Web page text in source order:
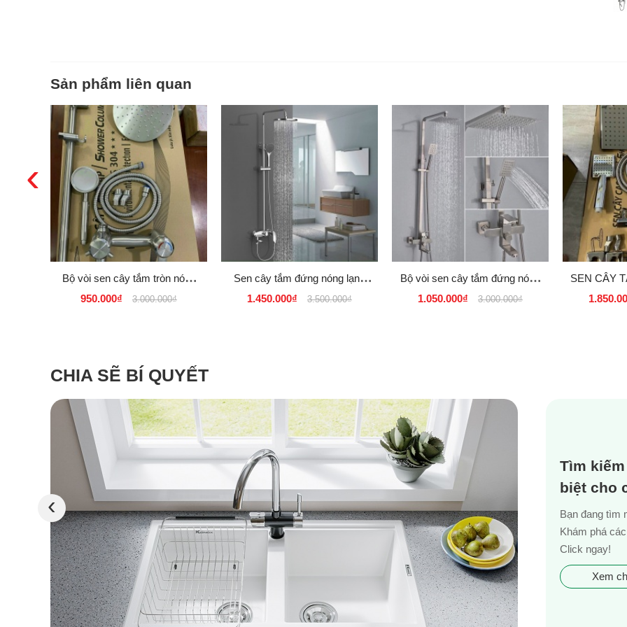
Sản phẩm liên quan
Bộ vòi sen cây tắm tròn nóng
lạnh Inox SUS 304 Tăng Áp
950.000₫ 3.000.000₫
Sen cây tắm đứng nóng lạnh
inox 304 HÌNH LÁ MẠ
1.450.000₫ 3.500.000₫
Bộ vòi sen cây tắm đứng nóng
lạnh vuông Inox 304 1405S
1.050.000₫ 3.000.000₫
SEN CÂY
LẠNH
‹
CHIA SẼ BÍ QUYẾT
Tìm
biệt cho
Bạn đang tìm
Khám phá
Click ngay!
Xem
‹